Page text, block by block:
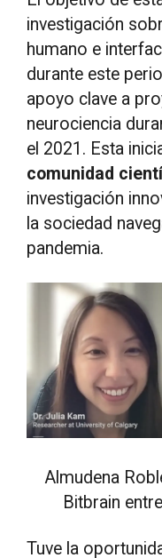
investigación
humano e
durante este
apoyo clave a
neurociencia
el 2021. Esta
comunidad
investigación
la sociedad
pandemia.
Almudena
Bitbrain
Tuve la